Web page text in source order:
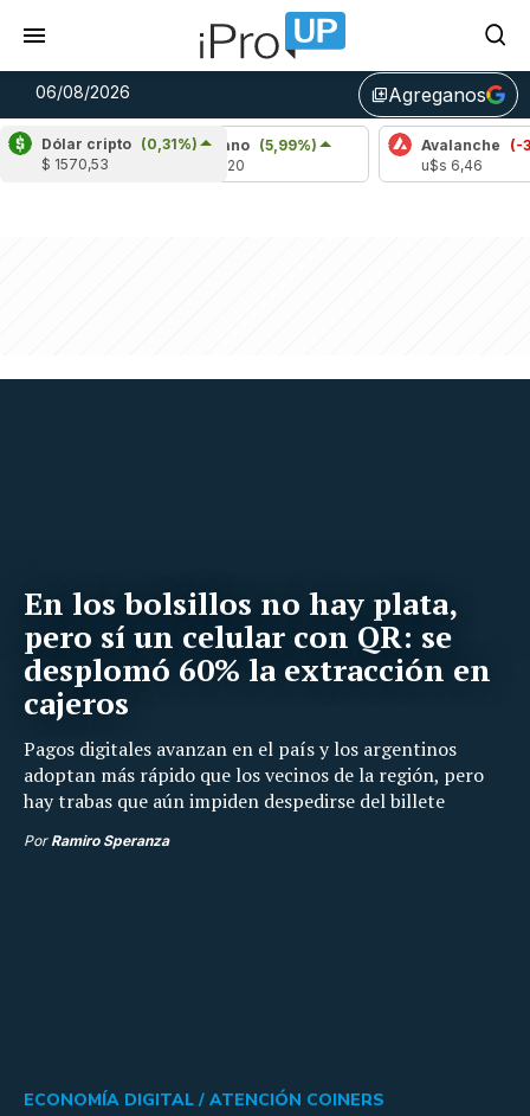
06/08/2026 library_addAgreganos
Dólar cripto (0,31%)
$ 1570,53
Cardano (5,99%)
Avalanche (-3,47%)
En los bolsillos no hay plata,
pero sí un celular con QR: se
desplomó 60% la extracción en
cajeros
Pagos digitales avanzan en el país y los argentinos
adoptan más rápido que los vecinos de la región, pero
hay trabas que aún impiden despedirse del billete
Por Ramiro Speranza
ECONOMÍA DIGITAL / ATENCIÓN COINERS